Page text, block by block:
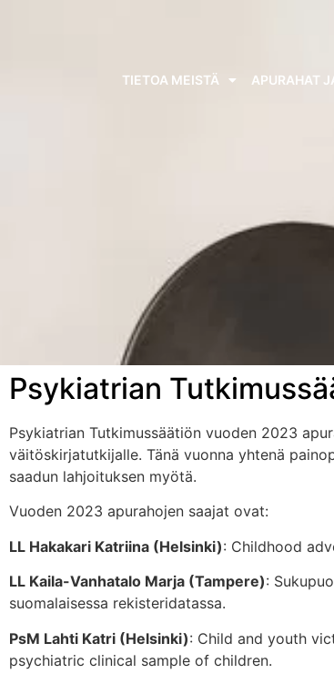
TIETOA MEISTÄ APURAHAT
Psykiatrian
Psykiatrian Tutkimussäätiön vuoden 2023
väitöskirjatutkijalle. Tänä vuonna yhtenä
saadun lahjoituksen myötä.
Vuoden 2023 apurahojen saajat ovat:
LL Hakakari Katriina (Helsinki): Childhood
LL Kaila-Vanhatalo Marja (Tampere):
suomalaisessa rekisteridatassa.
PsM Lahti Katri (Helsinki): Child and youth
psychiatric clinical sample of children.